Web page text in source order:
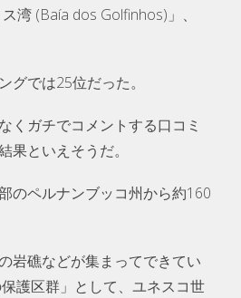
湾 (Baía dos Golfinhos)」、
では25位だった。
くガチでコメントする口コミ
といえそうだ。
のペルナンブッコ州から約160
岩礁などが集まってできてい
護区群」として、ユネスコ世